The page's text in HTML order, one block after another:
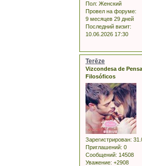
Пол: Женский
Провел на форуме:
9 месяцев 29 дней
Последний визит:
10.06.2026 17:30
Terēze
Vizcondesa de
Filosóficos
Зарегистрирован:
Приглашений: 0
Сообщений: 14508
Уважение: +2908